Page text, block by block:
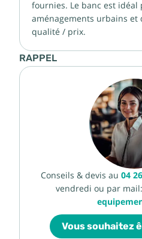
fournies. Le banc est idéal
aménagements urbains
qualité / prix.
RAPPEL
Conseils & devis au 04
vendredi ou par mail:
Vous souhaitez